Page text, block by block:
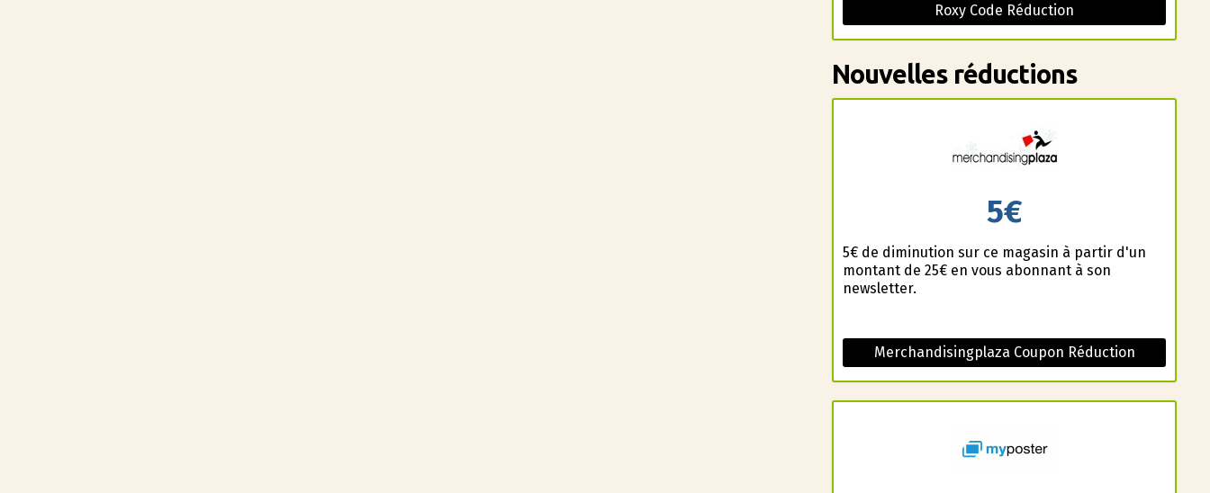
Roxy Code Réduction
Nouvelles réductions
5€
5€ de diminution sur ce magasin à partir d'un
montant de 25€ en vous abonnant à son
newsletter.
Merchandisingplaza Coupon Réduction